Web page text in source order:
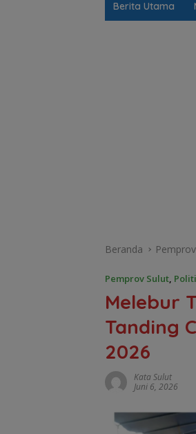
Berita Utama
Beranda
Pemprov Sulut,
Melebur
Tanding
2026
Kata Sulut
Juni 6, 2026